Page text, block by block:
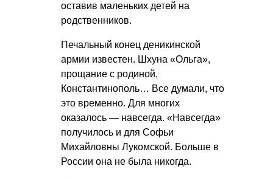
оставив маленьких детей на
родственников.
Печальный конец деникинской
армии известен. Шхуна «Ольга»,
прощание с родиной,
Константинополь… Все думали, что
это временно. Для многих
оказалось — навсегда. «Навсегда»
получилось и для Софьи
Михайловны Лукомской. Больше в
России она не была никогда.